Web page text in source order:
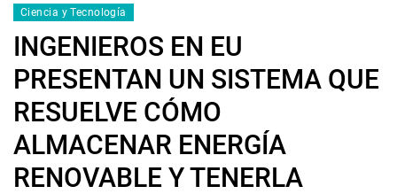
Ciencia y Tecnología
INGENIEROS EN EU
PRESENTAN UN SISTEMA QUE
RESUELVE CÓMO
ALMACENAR ENERGÍA
RENOVABLE Y TENERLA